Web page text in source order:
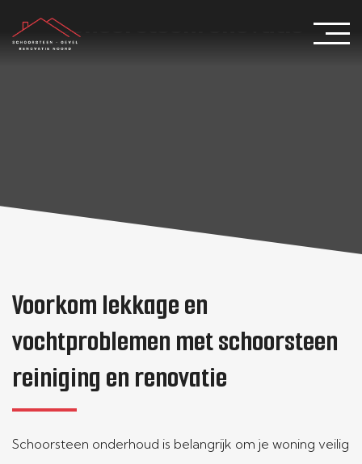
Schoorsteenrenovatie
Voorkom lekkage en
vochtproblemen met schoorsteen
reiniging en renovatie
Schoorsteen onderhoud is belangrijk om je woning veilig